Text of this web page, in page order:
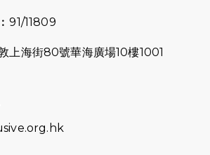
猛龍長跑隊恆常練習 - 7月9日（19:00
19:00開始）
11809
上海街80號華海廣場10樓1001